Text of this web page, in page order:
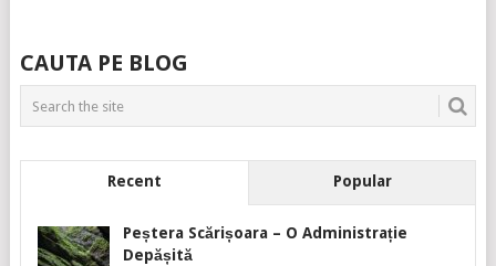
CAUTA PE BLOG
Recent Popular
Peștera Scărișoara – O Administrație
Depășită